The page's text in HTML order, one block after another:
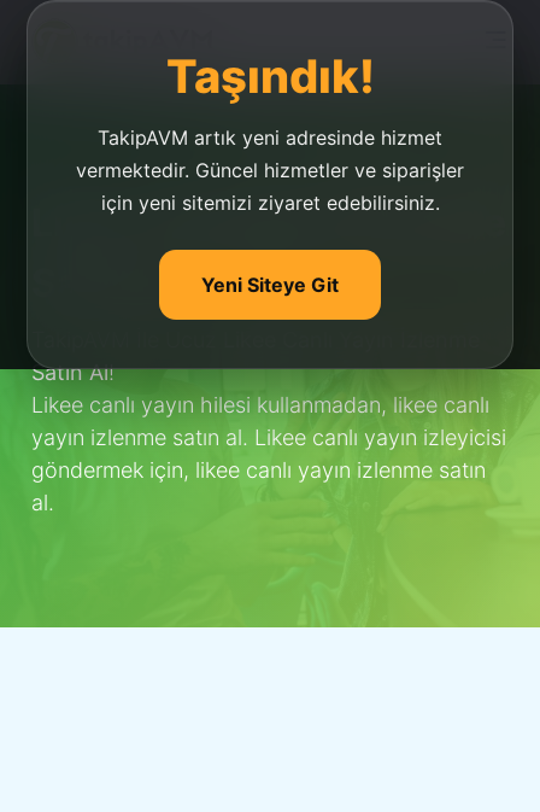
Taşındık!
TakipAVM artık yeni adresinde hizmet
vermektedir. Güncel hizmetler ve siparişler
için yeni sitemizi ziyaret edebilirsiniz.
Yeni Siteye Git
Likee Canlı Yayın İzlenme
Satın Al!
Likee canlı yayın hilesi kullanmadan, likee canlı
yayın izlenme satın al. Likee canlı yayın izleyicisi
göndermek için, likee canlı yayın izlenme satın
al.